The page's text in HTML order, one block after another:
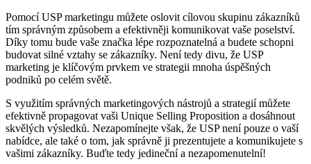
Pomocí USP marketingu můžete oslovit​ cílovou skupinu‌ zákazníků
tím správným způsobem a efektivněji‍ komunikovat ⁣vaše poselství.
Díky tomu ‍bude vaše značka​ lépe ⁢rozpoznatelná a ‍budete⁤ schopni
⁣budovat​ silné vztahy ​se ‍zákazníky. Není tedy⁣ divu,‍ že USP
marketing​ je klíčovým prvkem ve strategii mnoha úspěšných
podniků⁤ po ‍celém světě.
S využitím správných marketingových nástrojů ⁢a strategií můžete
efektivně propagovat vaši Unique Selling Proposition a dosáhnout
‍skvělých výsledků.‌ Nezapomínejte však, že USP není‌ pouze o vaší
nabídce, ale také o tom, jak správně ji prezentujete a komunikujete s
vašimi zákazníky. ​Buďte ‌tedy jedineční ‌a nezapomenutelní!